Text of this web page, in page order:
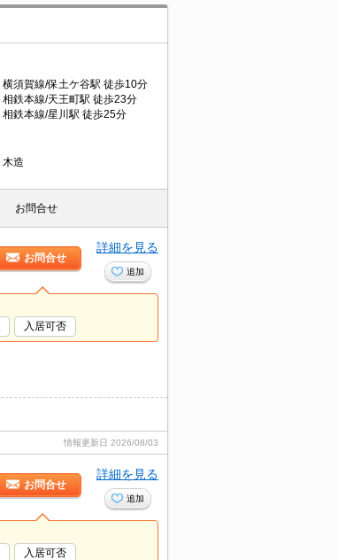
横須賀線/保土ケ谷駅 徒歩10分
相鉄本線/天王町駅 徒歩23分
相鉄本線/星川駅 徒歩25分
木造
お問合せ
お問合せ
詳細を見る
追加
入居可否
情報更新日 2026/08/03
お問合せ
詳細を見る
追加
入居可否